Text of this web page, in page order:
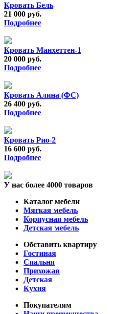
Кровать Бель
21 000 руб.
Подробнее
Кровать Манхеттен-1
20 000 руб.
Подробнее
Кровать Алина (ФС)
26 400 руб.
Подробнее
Кровать Рио-2
16 600 руб.
Подробнее
У нас более 4000 товаров
Каталог мебели
Мягкая мебель
Корпусная мебель
Детская мебель
Обставить квартиру
Гостиная
Спальня
Прихожая
Детская
Кухня
Покупателям